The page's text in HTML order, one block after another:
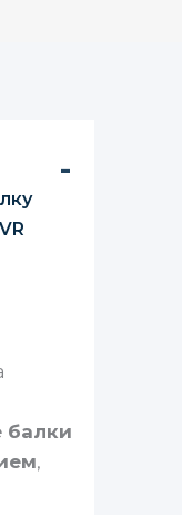
балки
,